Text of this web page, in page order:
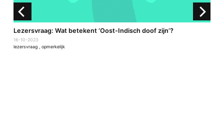
Lezersvraag: Wat betekent ‘Oost-Indisch doof zijn’?
16-10-2023
lezersvraag , opmerkelijk